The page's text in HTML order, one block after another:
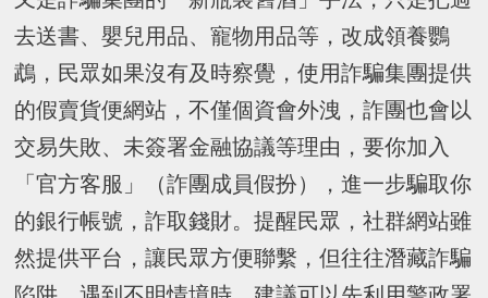
去送書、嬰兒用品、寵物用品等，改成領養鸚
鵡，民眾如果沒有及時察覺，使用詐騙集團提供
的假賣貨便網站，不僅個資會外洩，詐團也會以
交易失敗、未簽署金融協議等理由，要你加入
「官方客服」（詐團成員假扮），進一步騙取你
的銀行帳號，詐取錢財。提醒民眾，社群網站雖
然提供平台，讓民眾方便聯繫，但往往潛藏詐騙